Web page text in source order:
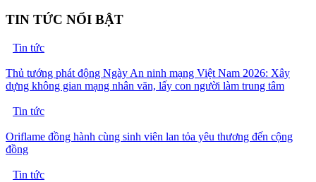
TIN TỨC NỔI BẬT
Tin tức
Thủ tướng phát động Ngày An ninh mạng Việt Nam 2026: Xây
dựng không gian mạng nhân văn, lấy con người làm trung tâm
Tin tức
Oriflame đồng hành cùng sinh viên lan tỏa yêu thương đến cộng
đồng
Tin tức